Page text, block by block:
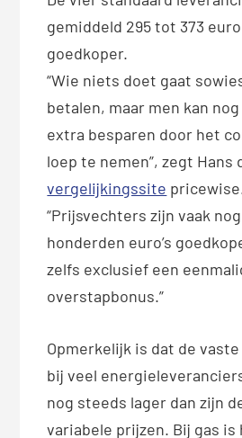
gemiddeld 295 tot 373
goedkoper.
“Wie niets doet gaat
betalen, maar men kan
extra besparen door het
loep te nemen”, zegt Hans
vergelijkingssite
“Prijsvechters zijn vaak
honderden euro’s
zelfs exclusief een
overstapbonus.”
Opmerkelijk is dat de vaste
bij veel
nog steeds lager dan zijn
variabele prijzen. Bij gas is